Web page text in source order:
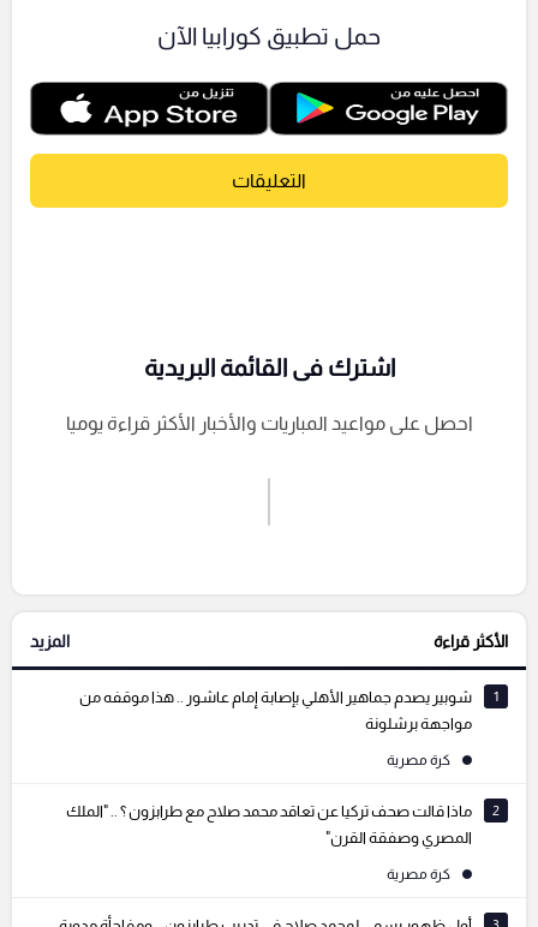
حمل تطبيق كورابيا الآن
التعليقات
إرسال تعليق
التعليقات السابقة
اشترك فى القائمة البريدية
احصل على مواعيد المباريات والأخبار الأكثر قراءة يوميا
الأكثر قراءة المزيد
1
شوبير يصدم جماهير الأهلي بإصابة إمام عاشور .. هذا موقفه من
مواجهة برشلونة
كرة مصرية
2
ماذا قالت صحف تركيا عن تعاقد محمد صلاح مع طرابزون ؟ .. "الملك
المصري وصفقة القرن"
كرة مصرية